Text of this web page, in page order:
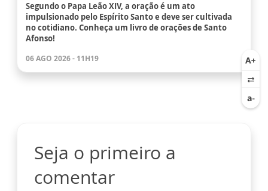
Segundo o Papa Leão XIV, a oração é um ato
impulsionado pelo Espírito Santo e deve ser cultivada
no cotidiano. Conheça um livro de orações de Santo
Afonso!
06 AGO 2026 - 11H19
Seja o primeiro a
comentar